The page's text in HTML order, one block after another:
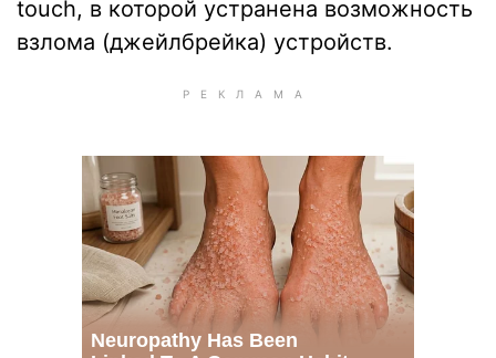
touch, в которой устранена возможность
взлома (джейлбрейка) устройств.